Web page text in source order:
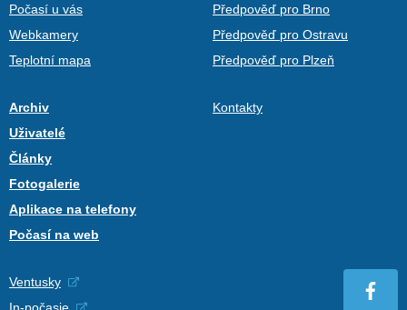
Počasí u vás
Webkamery
Teplotní mapa
Předpověď pro Brno
Předpověď pro Ostravu
Předpověď pro Plzeň
Archiv
Uživatelé
Články
Fotogalerie
Aplikace na telefony
Počasí na web
Kontakty
Ventusky